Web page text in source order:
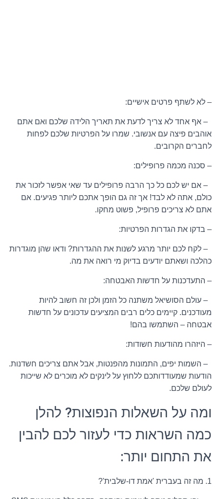
– לא לשתף פרטים אישיים:
– אף אחד לא צריך לדעת את תאריך הלידה שלכם ואם אתם
אוהבים פיצה עם אנשובי. שמרו על הפרטיות שלכם לפחות
לחברים הקרובים.
– סכנה מכמה פרופילים:
– אם יש לכם כל כך הרבה פרופילים עד שאי אפשר לזכור את
כולם, אתה לא לבד! אך זה גם הופך אתכם ליותר פגיעים. אם
אתם לא צריכים פרופיל, פשוט מחקו.
– בדקו את הגדרות הפרטיות:
– לקח לכם יותר מרגע לשנות את ההגדרות? ודאו שהן מוגדרות
כהלכה ושאתם יודעים בדיוק מי רואה את מה.
– התעדכנות על חדשות האבטחה:
– עולם הסושיאל משתנה כל הזמן ולכן זה חשוב להיות
מעודכנים. קיימים כלים רבים המציעים עדכונים על חדשות
אבטחה – השתמשו בהם!
– היזהרו מהודעות חשודות:
– השמות יפים, התמונות מהפנטות, אבל אתם צריכים חשדנות.
הודעות שמעודדותכם ללחוץ על לינקים לא מוכרים לא שייכות
לעולם שלכם.
ומה על השאלות הנפוצות? להלן
כמה השראות כדי לעזור לכם להבין
את התחום יותר:
1. מה זה בעברית 'אמת דו-שלבית'?